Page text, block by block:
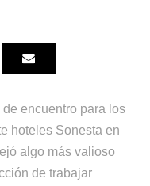
encuentro para los
hoteles Sonesta en
algo más valioso
de trabajar